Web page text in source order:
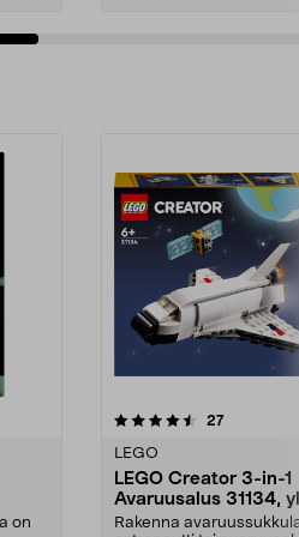
on
27arvostelut
LEGO
LEGO Creator 3-in-1
Avaruusalus 31134,
vuotiaille
Rakenna
4.0 viidestä